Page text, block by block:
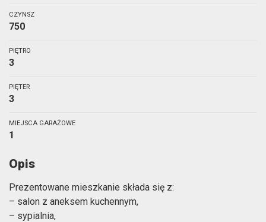
CZYNSZ
750
PIĘTRO
3
PIĘTER
3
MIEJSCA GARAŻOWE
1
Opis
Prezentowane mieszkanie składa się z:
– salon z aneksem kuchennym,
– sypialnia,